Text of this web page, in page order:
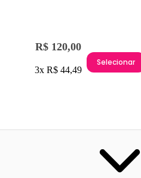
R$ 120,00
3x R$ 44,49
Selecionar